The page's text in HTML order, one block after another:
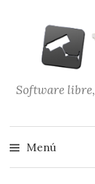
contenido
Software
Menú